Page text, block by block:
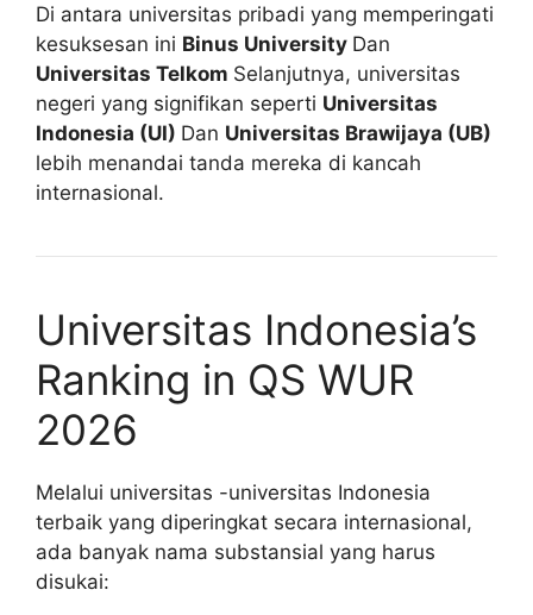
Di antara universitas pribadi yang memperingati
kesuksesan ini Binus University Dan
Universitas Telkom Selanjutnya, universitas
negeri yang signifikan seperti Universitas
Indonesia (UI) Dan Universitas Brawijaya (UB)
lebih menandai tanda mereka di kancah
internasional.
Universitas Indonesia’s
Ranking in QS WUR
2026
Melalui universitas -universitas Indonesia
terbaik yang diperingkat secara internasional,
ada banyak nama substansial yang harus
disukai: